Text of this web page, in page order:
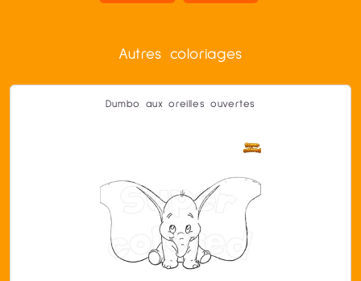
Autres coloriages
Dumbo aux oreilles ouvertes